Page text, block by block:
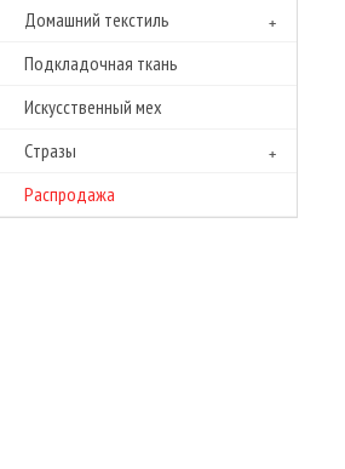
Домашний текстиль
Подкладочная ткань
Искусственный мех
Cтразы
Распродажа